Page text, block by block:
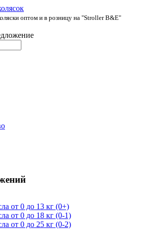
оптом и в розницу на "Stroller B&E"
от 0 до 13 кг (0+)
от 0 до 18 кг (0-1)
от 0 до 25 кг (0-2)